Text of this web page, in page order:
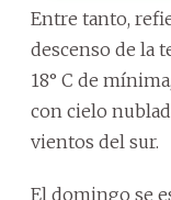
Entre tanto,
descenso de la
18° C de
con cielo
vientos del sur.
El domingo se